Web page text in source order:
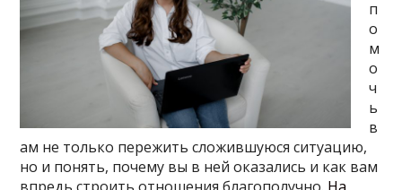
п
о
м
о
ч
ь
в
ам не только пережить сложившуюся ситуацию,
но и понять, почему вы в ней оказались и как вам